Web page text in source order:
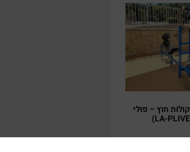
חוץ – פולי